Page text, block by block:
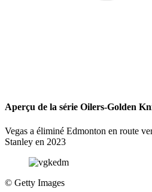
Aperçu de la série Oilers-Golden
Vegas a éliminé Edmonton en route
Stanley en 2023
© Getty Images